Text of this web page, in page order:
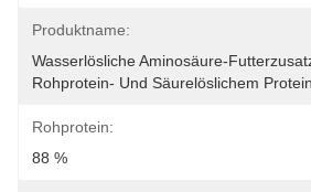
Produktname:
Wasserlösliche Aminosäure-
Rohprotein- Und Säurelöslichem
Rohprotein:
88 %